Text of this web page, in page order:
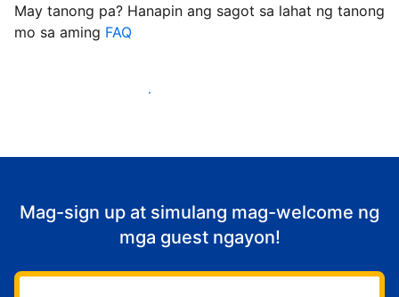
May tanong pa? Hanapin ang sagot sa lahat ng tanong
mo sa aming FAQ
Simulang i-welcome ang mga guest
Mag-sign up at simulang mag-welcome ng
mga guest ngayon!